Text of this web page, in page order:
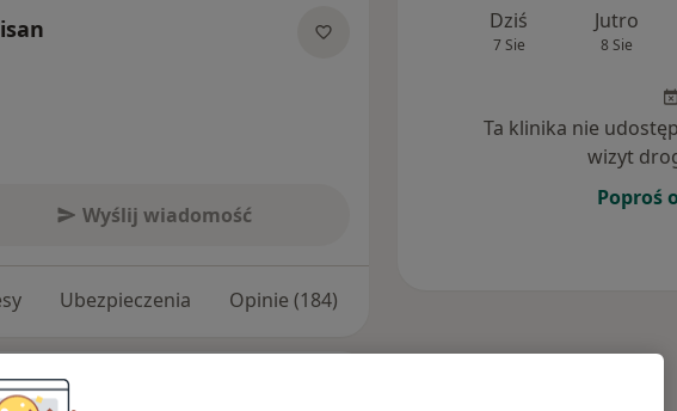
Wyślij wiadomość
Ubezpieczenia Opinie (184)
Dziś
7 Sie
Jutro
8 Sie
Ta klinika nie
wizyt
Poproś